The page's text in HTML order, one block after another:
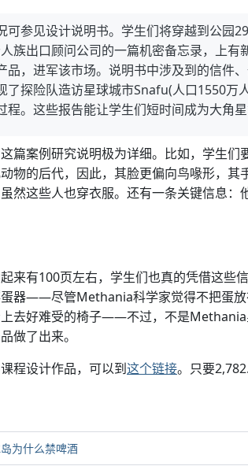
可参见设计说明书。学生们将穿越到公园
族出口顾问公司的一篇机密备忘录，上
品，进军该市场。说明书中涉及到的信件
了探险队造访星球城市Snafu(人口1550万
程。这些报告能让学生们短时间成为大角星
篇案例研究说明极为详细。比如，学生
物的后代，因此，其脸更偏向鸟喙形，
然这些人也穿衣服。还有一条关键信息
来有100页左右，学生们也真的凭借这些
器——尽管Methania科学家觉得不把蛋放
去好难受的椅子——不过，不是Methania
做了出来。
程设计作品，可以到这个链接。只要
为什么禁啤酒